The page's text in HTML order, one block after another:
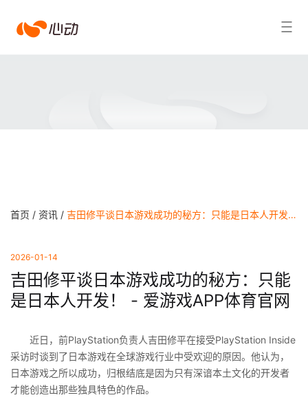
爱搜索结果
首页 / 资讯 / 吉田修平谈日本游戏成功的秘方：只能是日本人开发！ - 爱游戏APP体育官网
2026-01-14
吉田修平谈日本游戏成功的秘方：只能
是日本人开发！ - 爱游戏APP体育官网
近日，前PlayStation负责人吉田修平在接受PlayStation Inside
采访时谈到了日本游戏在全球游戏行业中受欢迎的原因。他认为，
日本游戏之所以成功，归根结底是因为只有深谙本土文化的开发者
才能创造出那些独具特色的作品。